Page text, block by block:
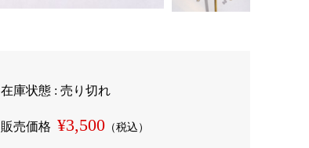
在庫状態 : 売り切れ
販売価格 ¥3,500 （税込）